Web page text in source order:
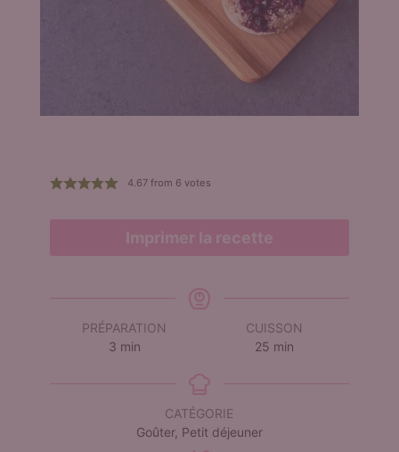
4.67from 6 votes
Imprimer la recette
PRÉPARATION
3minutes
min
CUISSON
25 minutes
min
CATÉGORIE
Goûter, Petit déjeuner